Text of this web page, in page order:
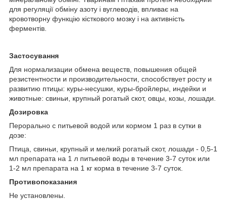
для регуляції обміну азоту і вуглеводів, впливає на
кровотворну функцію кісткового мозку і на активність
ферментів.
Застосування
Для нормализации обмена веществ, повышения общей
резистентности и производительности, способствует росту и
развитию птицы: куры-несушки, куры-бройлеры, индейки и
животные: свиньи, крупный рогатый скот, овцы, козы, лошади.
Дозировка
Перорально с питьевой водой или кормом 1 раз в сутки в
дозе:
Птица, свиньи, крупный и мелкий рогатый скот, лошади - 0,5-1
мл препарата на 1 л питьевой воды в течение 3-7 суток или
1-2 мл препарата на 1 кг корма в течение 3-7 суток.
Противопоказания
Не установлены.